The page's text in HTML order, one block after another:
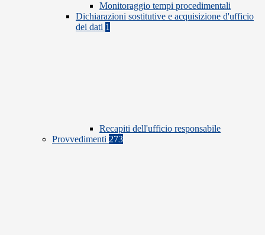
Monitoraggio tempi procedimentali
Dichiarazioni sostitutive e acquisizione d'ufficio
dei dati 1
Recapiti dell'ufficio responsabile
Provvedimenti 273